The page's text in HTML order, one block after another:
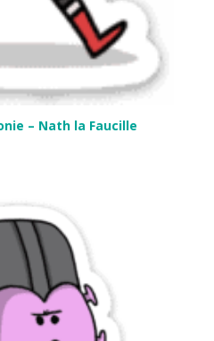
– Nath la Faucille